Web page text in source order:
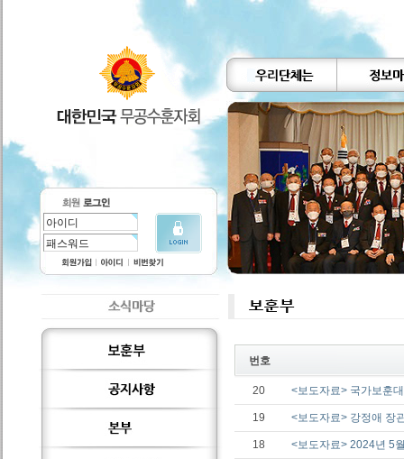
번호
20 <보도자료> 국가보훈
19 <보도자료> 강정애 장
18 <보도자료> 2024년 5